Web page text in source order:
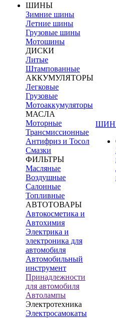
ШИНЫ
Зимние шины
Летние шины
Грузовые шины
Мотошины
ДИСКИ
Литые
Штампованные
АККУМУЛЯТОРЫ
Легковые
Грузовые
Мотоаккумуляторы
МАСЛА
Моторные
Трансмиссионные
Антифриз и Тосол
Смазки
ФИЛЬТРЫ
Масляные
Воздушные
Салонные
Топливные
АВТОТОВАРЫ
Автокосметика и
Автохимия
Электрика и
электроника для
автомобиля
Автомобильный
инструмент
Принадлежности
для автомобиля
Автолампы
Электротехника
Электросамокаты